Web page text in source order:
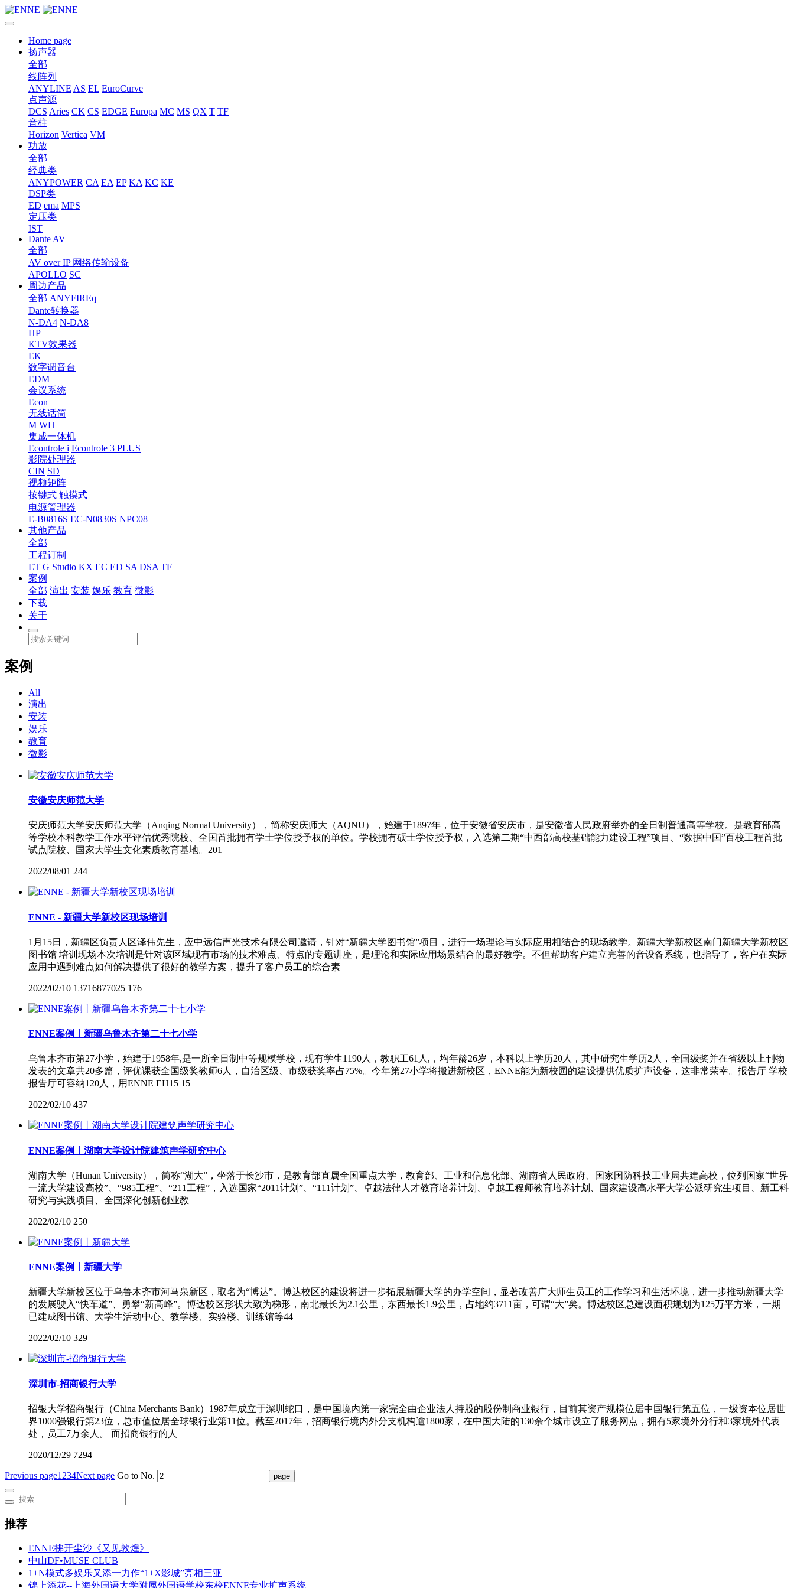
Home page
扬声器
全部
线阵列
ANYLINE AS EL EuroCurve
点声源
DCS Aries CK CS EDGE Europa MC MS QX T TF
音柱
Horizon Vertica VM
功放
全部
经典类
ANYPOWER CA EA EP KA KC KE
DSP类
ED ema MPS
定压类
IST
Dante AV
全部
AV over IP 网络传输设备
APOLLO SC
周边产品
全部 ANYFIREq
Dante转换器
N-DA4 N-DA8
HP
KTV效果器
EK
数字调音台
EDM
会议系统
Econ
无线话筒
M WH
集成一体机
Econtrole i Econtrole 3 PLUS
影院处理器
CIN SD
视频矩阵
按键式 触摸式
电源管理器
E-B0816S EC-N0830S NPC08
其他产品
全部
工程订制
ET G Studio KX EC ED SA DSA TF
案例
全部 演出 安装 娱乐 教育 微影
下载
关于
案例
All
演出
安装
娱乐
教育
微影
安徽安庆师范大学
安庆师范大学安庆师范大学（Anqing Normal University），简称安庆师大（AQNU），始建于1897年，位于安徽省安庆市，是安徽省人民政府举办的全日制普通高等学校。是教育部高
等学校本科教学工作水平评估优秀院校、全国首批拥有学士学位授予权的单位。学校拥有硕士学位授予权，入选第二期“中西部高校基础能力建设工程”项目、“数据中国”百校工程首批
试点院校、国家大学生文化素质教育基地。201
2022/08/01 244
ENNE - 新疆大学新校区现场培训
1月15日，新疆区负责人区泽伟先生，应中远信声光技术有限公司邀请，针对“新疆大学图书馆”项目，进行一场理论与实际应用相结合的现场教学。新疆大学新校区南门新疆大学新校区
图书馆 培训现场本次培训是针对该区域现有市场的技术难点、特点的专题讲座，是理论和实际应用场景结合的最好教学。不但帮助客户建立完善的音设备系统，也指导了，客户在实际
应用中遇到难点如何解决提供了很好的教学方案，提升了客户员工的综合素
2022/02/10 13716877025 176
ENNE案例丨新疆乌鲁木齐第二十七小学
乌鲁木齐市第27小学，始建于1958年,是一所全日制中等规模学校，现有学生1190人，教职工61人,，均年龄26岁，本科以上学历20人，其中研究生学历2人，全国级奖并在省级以上刊物
发表的文章共20多篇，评优课获全国级奖教师6人，自治区级、市级获奖率占75%。今年第27小学将搬进新校区，ENNE能为新校园的建设提供优质扩声设备，这非常荣幸。报告厅 学校
报告厅可容纳120人，用ENNE EH15 15
2022/02/10 437
ENNE案例丨湖南大学设计院建筑声学研究中心
湖南大学（Hunan University），简称“湖大”，坐落于长沙市，是教育部直属全国重点大学，教育部、工业和信息化部、湖南省人民政府、国家国防科技工业局共建高校，位列国家“世界
一流大学建设高校”、“985工程”、“211工程”，入选国家“2011计划”、“111计划”、卓越法律人才教育培养计划、卓越工程师教育培养计划、国家建设高水平大学公派研究生项目、新工科
研究与实践项目、全国深化创新创业教
2022/02/10 250
ENNE案例丨新疆大学
新疆大学新校区位于乌鲁木齐市河马泉新区，取名为“博达”。博达校区的建设将进一步拓展新疆大学的办学空间，显著改善广大师生员工的工作学习和生活环境，进一步推动新疆大学
的发展驶入“快车道”、勇攀“新高峰”。博达校区形状大致为梯形，南北最长为2.1公里，东西最长1.9公里，占地约3711亩，可谓“大”矣。博达校区总建设面积规划为125万平方米，一期
已建成图书馆、大学生活动中心、教学楼、实验楼、训练馆等44
2022/02/10 329
深圳市-招商银行大学
招银大学招商银行（China Merchants Bank）1987年成立于深圳蛇口，是中国境内第一家完全由企业法人持股的股份制商业银行，目前其资产规模位居中国银行第五位，一级资本位居世
界1000强银行第23位，总市值位居全球银行业第11位。截至2017年，招商银行境内外分支机构逾1800家，在中国大陆的130余个城市设立了服务网点，拥有5家境外分行和3家境外代表
处，员工7万余人。 而招商银行的人
2020/12/29 7294
Previous page1 234Next page Go to No.
推荐
ENNE拂开尘沙《又见敦煌》
中山DF•MUSE CLUB
1+N模式多娱乐又添一力作“1+X影城”亮相三亚
锦上添花--上海外国语大学附属外国语学校东校ENNE专业扩声系统